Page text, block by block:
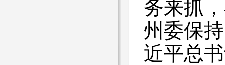
务来抓
州委保
近平总